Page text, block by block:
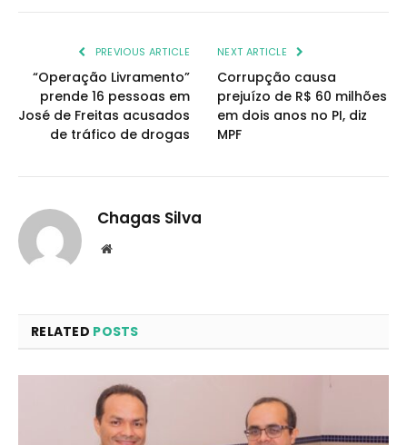
PREVIOUS ARTICLE
“Operação Livramento”
prende 16 pessoas em
José de Freitas acusados
de tráfico de drogas
NEXT ARTICLE
Corrupção causa
prejuízo de R$ 60 milhões
em dois anos no PI, diz
MPF
Chagas Silva
Website
RELATED POSTS